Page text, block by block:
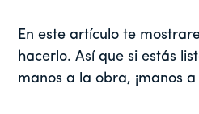
En este artículo te
hacerlo. Así que si estás
manos a la obra, ¡manos